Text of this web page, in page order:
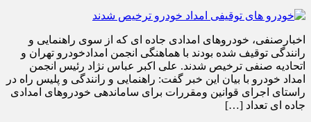
اخبارصنفی، خودروهای امدادی جاده ای که از سوی راهنمایی و
رانندگی توقیف شده بودند با هماهنگی انجمن امدادخودرو تهران و
اتحادیه صنفی ترخیص شدند. علی اکبر عباس نژاد رئیس انجمن
امداد خودرو با بیان این خبر گفت: راهنمایی و رانندگی و پلیس راه در
راستای اجرای قوانین ومقررات برای ساماندهی خودروهای امدادی
جاده ای تعداد […]